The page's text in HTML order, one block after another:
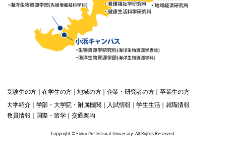
受験生の方 在学生の方 地域の方 企業・研究者の方 卒業生の方
大学紹介
学部・大学院・附属機関 入試情報 学生生活
就職情報
教員情報
国際・留学 交通案内
Copyright © Fukui Prefectural University. All Rights Reserved.